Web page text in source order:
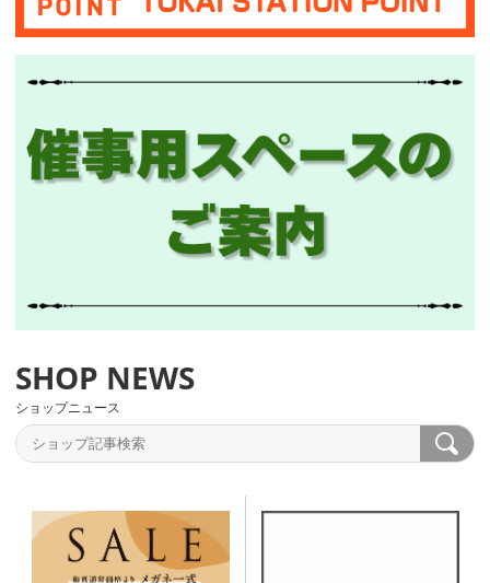
ショップニュース